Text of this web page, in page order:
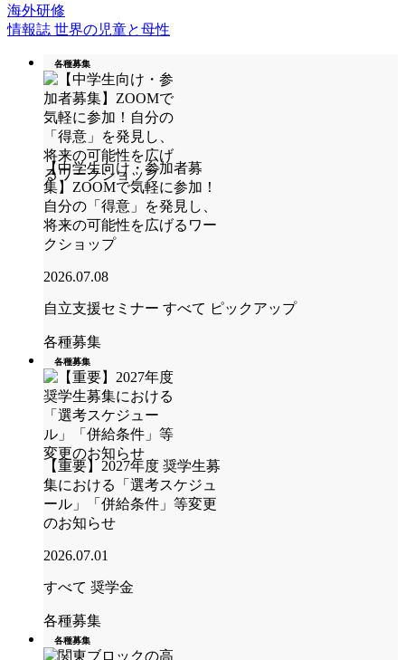
海外研修
情報誌 世界の児童と母性
各種募集
【中学生向け・参加者募
集】ZOOMで気軽に参加！
自分の「得意」を発見し、
将来の可能性を広げるワー
クショップ
2026.07.08
自立支援セミナー すべて ピックアップ
各種募集
各種募集
【重要】2027年度 奨学生募
集における「選考スケジュ
ール」「併給条件」等変更
のお知らせ
2026.07.01
すべて 奨学金
各種募集
各種募集